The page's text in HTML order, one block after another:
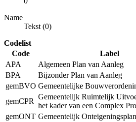
Name
Tekst (0)
Codelist
Code
Label
APA
Algemeen Plan van Aanleg
BPA
Bijzonder Plan van Aanleg
gemBVO Gemeentelijke
gemCPR
Gemeentelijk Ruimtelijk
het kader van een Complex
gemONT Gemeentelijk Onteigeningsplan